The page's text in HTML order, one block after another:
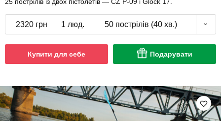
2320 грн 1 люд. 50 пострілів (40 хв.)
Купити для себе Подарувати